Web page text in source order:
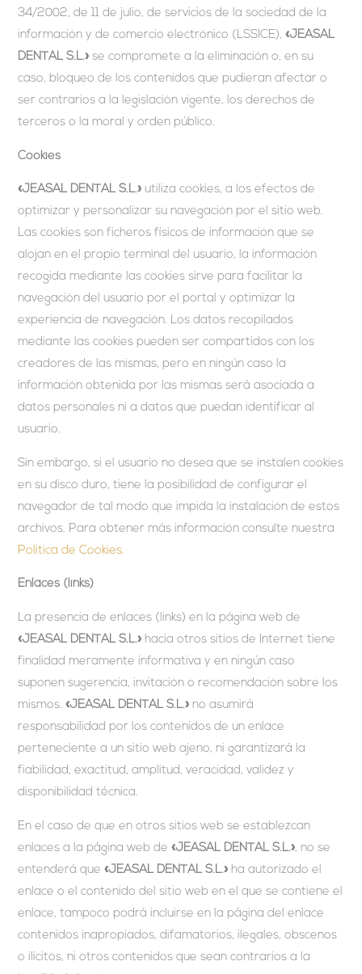
34/2002, de 11 de julio, de servicios de la sociedad de la
información y de comercio electrónico (LSSICE),«JEASAL
DENTAL S.L.» se compromete a la eliminación o, en su
caso, bloqueo de los contenidos que pudieran afectar o
ser contrarios a la legislación vigente, los derechos de
terceros o la moral y orden público.
Cookies
«JEASAL DENTAL S.L.» utiliza cookies, a los efectos de
optimizar y personalizar su navegación por el sitio web.
Las cookies son ficheros físicos de información que se
alojan en el propio terminal del usuario, la información
recogida mediante las cookies sirve para facilitar la
navegación del usuario por el portal y optimizar la
experiencia de navegación. Los datos recopilados
mediante las cookies pueden ser compartidos con los
creadores de las mismas, pero en ningún caso la
información obtenida por las mismas será asociada a
datos personales ni a datos que puedan identificar al
usuario.
Sin embargo, si el usuario no desea que se instalen cookies
en su disco duro, tiene la posibilidad de configurar el
navegador de tal modo que impida la instalación de estos
archivos. Para obtener más información consulte nuestra
Política de Cookies.
Enlaces (links)
La presencia de enlaces (links) en la página web de
«JEASAL DENTAL S.L.» hacia otros sitios de Internet tiene
finalidad meramente informativa y en ningún caso
suponen sugerencia, invitación o recomendación sobre los
mismos.«JEASAL DENTAL S.L.» no asumirá
responsabilidad por los contenidos de un enlace
perteneciente a un sitio web ajeno, ni garantizará la
fiabilidad, exactitud, amplitud, veracidad, validez y
disponibilidad técnica.
En el caso de que en otros sitios web se establezcan
enlaces a la página web de«JEASAL DENTAL S.L.», no se
entenderá que«JEASAL DENTAL S.L.» ha autorizado el
enlace o el contenido del sitio web en el que se contiene el
enlace, tampoco podrá incluirse en la página del enlace
contenidos inapropiados, difamatorios, ilegales, obscenos
o ilícitos, ni otros contenidos que sean contrarios a la